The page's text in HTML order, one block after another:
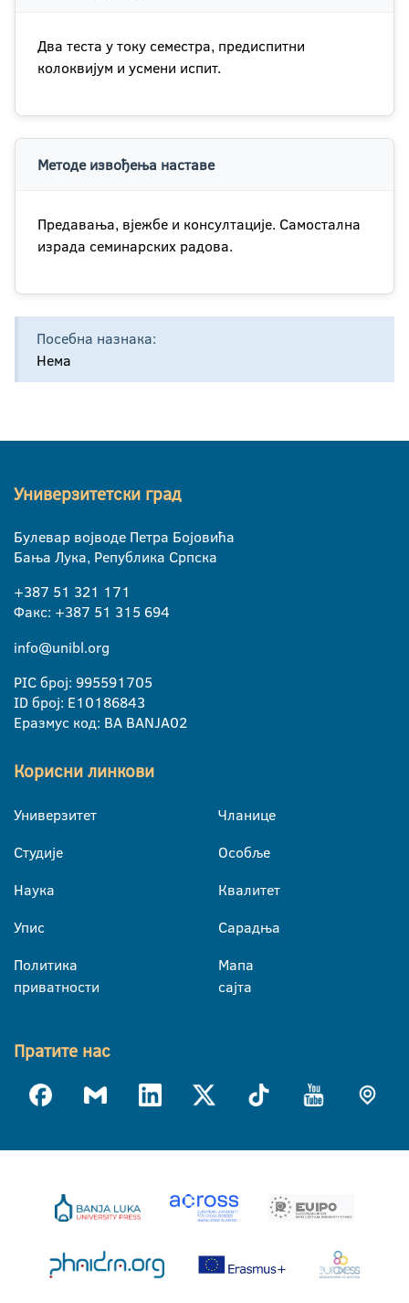
Два теста у току семестра, предиспитни
колоквијум и усмени испит.
Методе извођења наставе
Предавања, вјежбе и консултације. Самостална
израда семинарских радова.
Посебна назнака:
Нема
Универзитетски град
Булевар војводе Петра Бојовића
Бања Лука, Република Српска
+387 51 321 171
Факс: +387 51 315 694
info@unibl.org
PIC број: 995591705
ID број: E10186843
Еразмус код: BA BANJA02
Корисни линкови
Универзитет
Студије
Наука
Упис
Политика
приватности
Чланице
Особље
Квалитет
Сарадња
Мапа
сајта
Пратите нас